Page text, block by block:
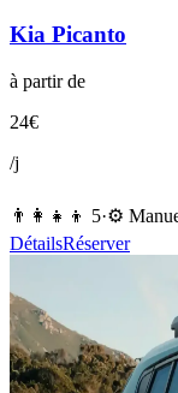
Kia Picanto
à partir de
24€
/j
👨‍👩‍👧‍👦 5·⚙️
DétailsRéserver